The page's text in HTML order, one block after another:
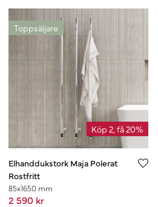
Toppsäljare
Köp 2, få 20%
Elhanddukstork Maja Polerat
Rostfritt
85x1650 mm
2 590 kr